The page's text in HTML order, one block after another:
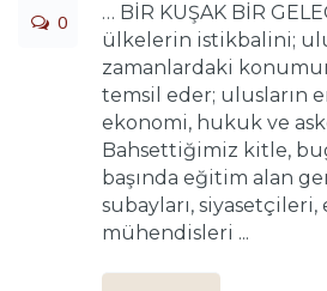
0
… BİR KUŞAK BİR
ülkelerin istikbalini;
zamanlardaki
temsil eder; ulusların
ekonomi, hukuk ve
Bahsettiğimiz kitle,
başında eğitim alan
subayları,
mühendisleri ...